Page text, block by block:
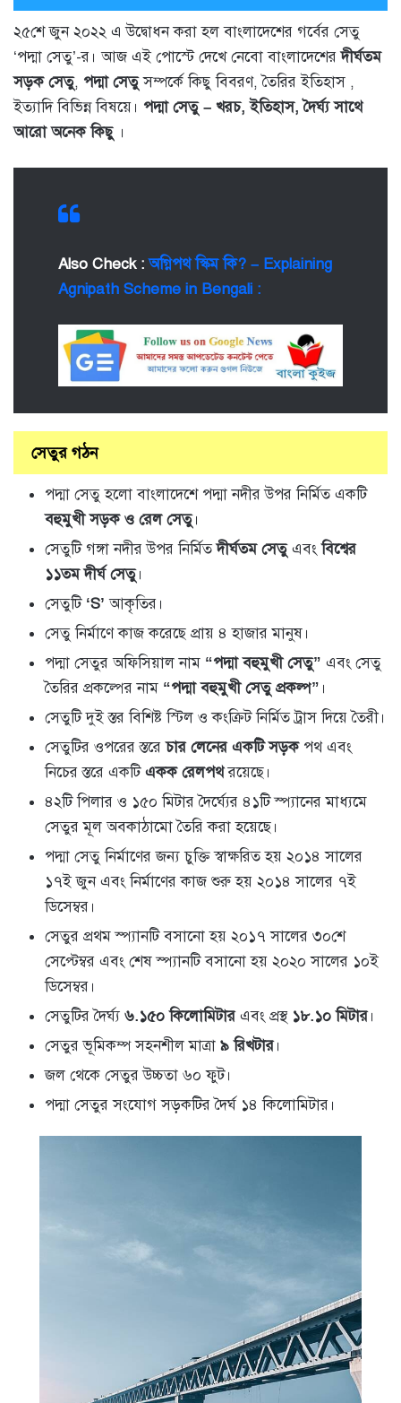
২৫শে জুন ২০২২ এ উদ্বোধন করা হল বাংলাদেশের গর্বের সেতু
‘পদ্মা সেতু’-র। আজ এই পোস্টে দেখে নেবো বাংলাদেশেরদীর্ঘতম
সড়ক সেতু, পদ্মা সেতুসম্পর্কে কিছু বিবরণ, তৈরির ইতিহাস ,
ইত্যাদি বিভিন্ন বিষয়ে। পদ্মা সেতু – খরচ, ইতিহাস, দৈর্ঘ্য সাথে
আরো অনেক কিছু ।
Also Check :অগ্নিপথ স্কিম কি? – Explaining
Agnipath Scheme in Bengali :
সেতুর গঠন
পদ্মা সেতু হলো বাংলাদেশে পদ্মা নদীর উপর নির্মিত একটি
বহুমুখী সড়ক ও রেল সেতু।
সেতুটি গঙ্গা নদীর উপর নির্মিতদীর্ঘতম সেতুএবংবিশ্বের
১১তম দীর্ঘ সেতু।
সেতুটি ‘S’ আকৃতির।
সেতু নির্মাণে কাজ করেছে প্রায় ৪ হাজার মানুষ।
পদ্মা সেতুর অফিসিয়াল নাম “পদ্মা বহুমুখী সেতু” এবং সেতু
তৈরির প্রকল্পের নাম “পদ্মা বহুমুখী সেতু প্রকল্প” ।
সেতুটি দুই স্তর বিশিষ্ট স্টিল ও কংক্রিট নির্মিত ট্রাস দিয়ে তৈরী।
সেতুটির ওপরের স্তরেচার লেনের একটি সড়কপথ এবং
নিচের স্তরে একটিএকক রেলপথরয়েছে।
৪২টি পিলার ও ১৫০ মিটার দৈর্ঘ্যের ৪১টি স্প্যানের মাধ্যমে
সেতুর মূল অবকাঠামো তৈরি করা হয়েছে।
পদ্মা সেতু নির্মাণের জন্য চুক্তি স্বাক্ষরিত হয় ২০১৪ সালের
১৭ই জুন এবং নির্মাণের কাজ শুরু হয় ২০১৪ সালের ৭ই
ডিসেম্বর।
সেতুর প্রথম স্প্যানটি বসানো হয় ২০১৭ সালের ৩০শে
সেপ্টেম্বর এবং শেষ স্প্যানটি বসানো হয় ২০২০ সালের ১০ই
ডিসেম্বর।
সেতুটির দৈর্ঘ্য ৬.১৫০ কিলোমিটারএবং প্রস্থ ১৮.১০ মিটার।
সেতুর ভূমিকম্প সহনশীল মাত্রা ৯ রিখটার।
জল থেকে সেতুর উচ্চতা ৬০ ফুট।
পদ্মা সেতুর সংযোগ সড়কটির দৈর্ঘ ১৪ কিলোমিটার।